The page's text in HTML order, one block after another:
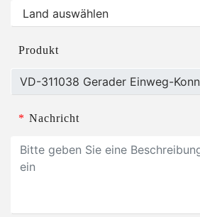
Produkt
* Nachricht